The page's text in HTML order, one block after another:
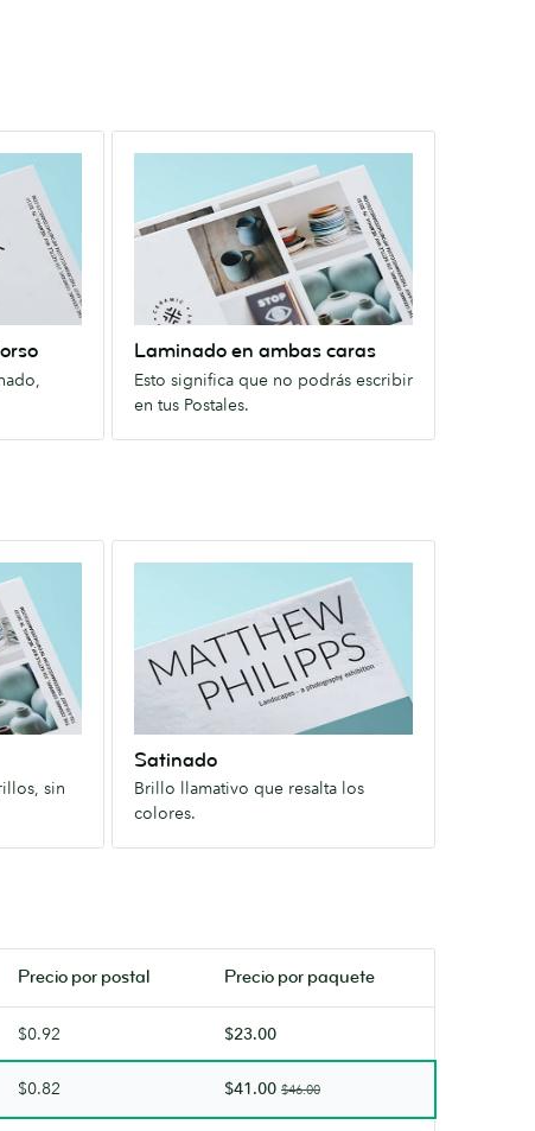
Laminado en ambas caras
Esto significa que no podrás escribir
en tus Postales.
caras
podrás
escribir
sin
Satinado
Brillo llamativo que resalta los
colores.
resalta
Precio por postal Precio por paquete
$0.92 $23.00
$0.82 $41.00 $46.00